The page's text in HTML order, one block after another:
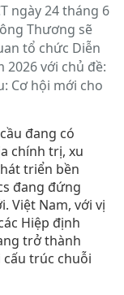
ngày 24 tháng 6
Thương sẽ
tổ chức Diễn
2026 với chủ đề:
Cơ hội mới cho
đang có
chính trị, xu
triển bền
đang đứng
Việt Nam, với vị
Hiệp định
trở thành
trúc chuỗi